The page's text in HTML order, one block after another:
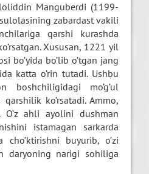
Manguberdi (1199-
zabardast vakili
qarshi kurashda
Xususan, 1221 yil
bo’yida bo’lib o’tgan jang
katta o’rin tutadi. Ushbu
boshchiligidagi mo’g’ul
ko’rsatadi. Ammo,
O’z ahli ayolini dushman
istamagan sarkarda
buyurib, o’zi
daryoning narigi sohiliga